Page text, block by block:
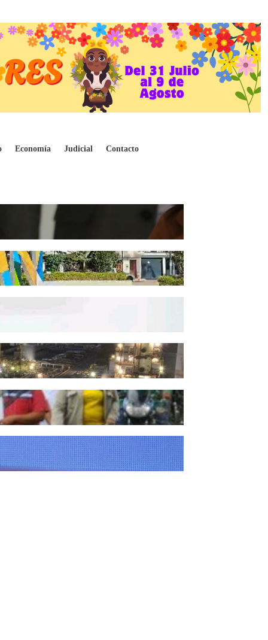
Economía Judicial Contacto